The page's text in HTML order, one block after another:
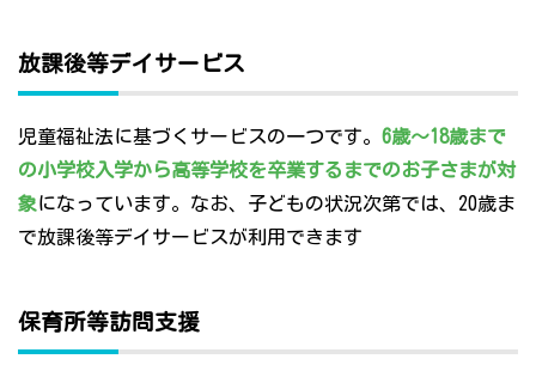
放課後等デイサービス
児童福祉法に基づくサービスの一つです。 6歳～18歳まで
の小学校入学から高等学校を卒業するまでのお子さまが対
象になっています。なお、子どもの状況次第では、20歳ま
で放課後等デイサービスが利用できます
保育所等訪問支援